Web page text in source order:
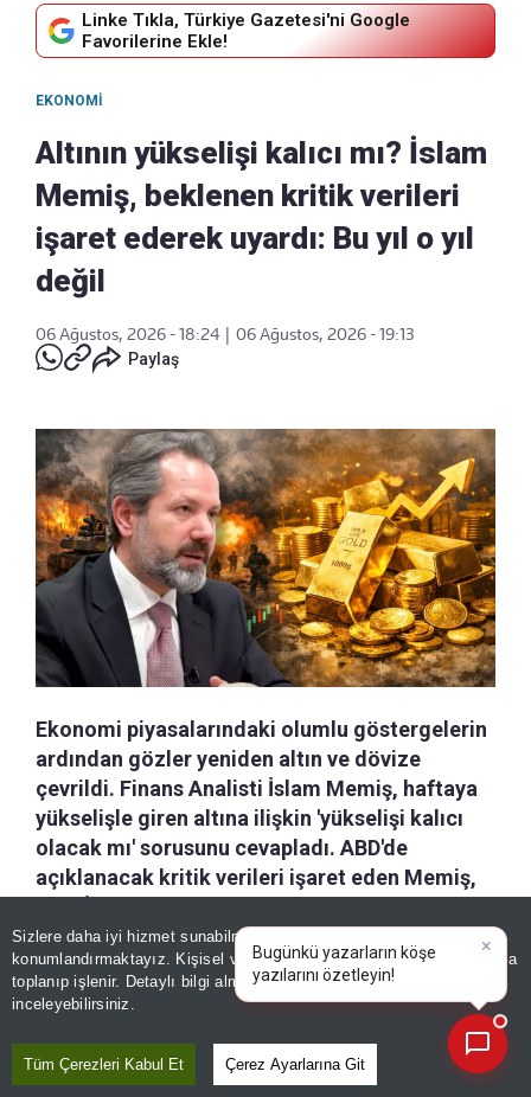
Sizlere daha iyi hizmet sunabilmek adına sitemizde
konumlandırmaktayız. Kişisel verileriniz, KVKK ve GDPR kapsamında
toplanıp işlenir. Detaylı bilgi almak içinAydınlatma Metnimizi
inceleyebilirsiniz.
Tüm Çerezleri Kabul Et Çerez Ayarlarına Git
Linke Tıkla, Türkiye Gazetesi'ni Google
Favorilerine Ekle!
EKONOMI
Altının yükselişi kalıcı mı? İslam
Memiş, beklenen kritik verileri
işaret ederek uyardı: Bu yıl o yıl
değil
06 Ağustos, 2026 - 18:24
06 Ağustos, 2026 - 19:13
Paylaş
Ekonomi piyasalarındaki olumlu göstergelerin
ardından gözler yeniden altın ve dövize
çevrildi. Finans Analisti İslam Memiş, haftaya
yükselişle giren altına ilişkin 'yükselişi kalıcı
olacak mı' sorusunu cevapladı. ABD'de
açıklanacak kritik verileri işaret eden Memiş,
açıklamalarının gölgesinde altın yatırımcısına
dikkat çeken uyarılarda bulundu.
×
Bugünkü yazarların köşe
yazılarını özetleyin!